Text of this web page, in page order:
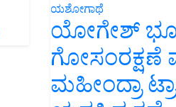
ಯಶೋಗಾಥೆ
ಯೋಗೇಶ್
ಗೋಸಂರಕ್ಷಣೆ
ಮಹೀಂದ್ರಾ